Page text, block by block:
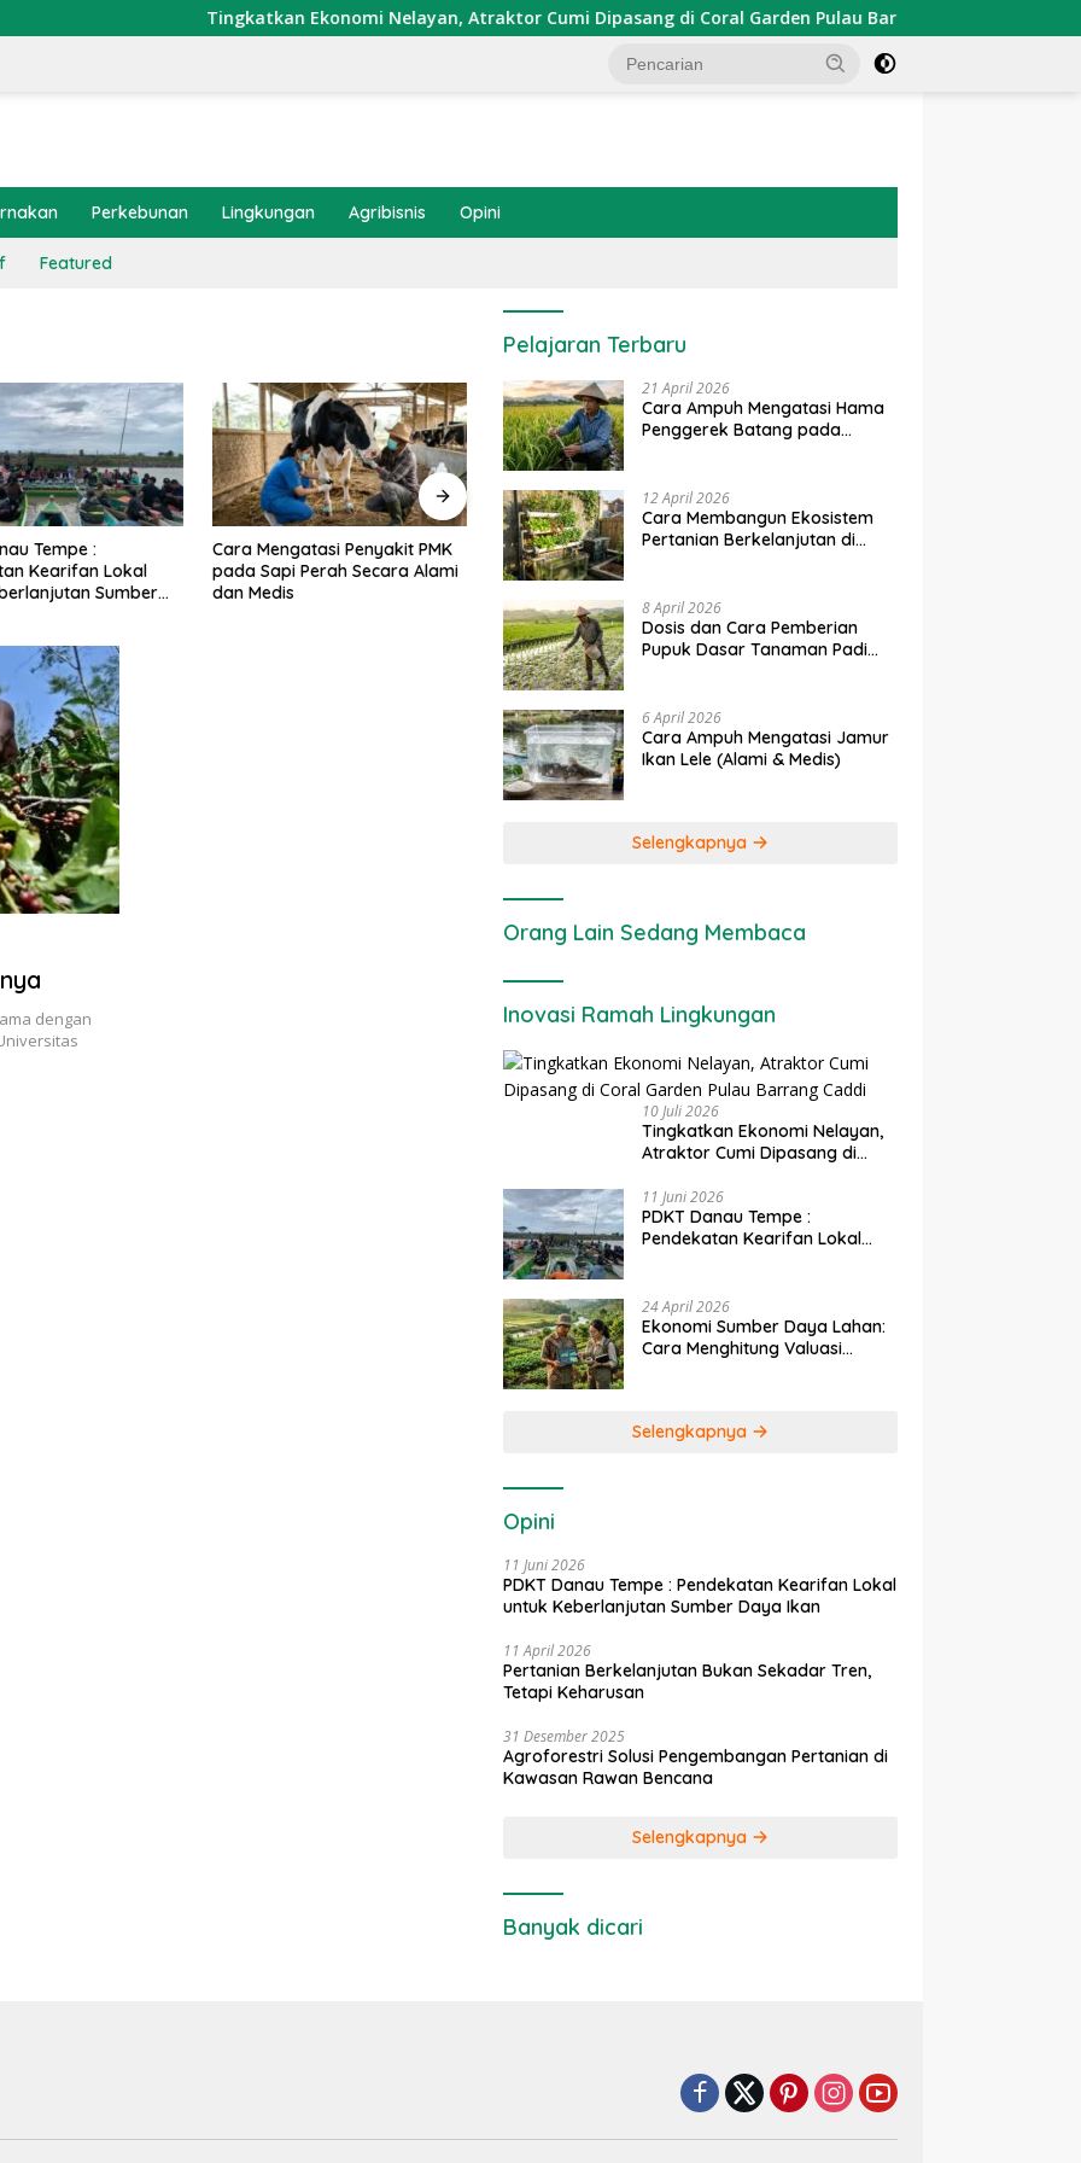
Tingkatkan Ekonomi Nelayan, Atraktor Cumi Dipasang di Coral Garden Pulau Barrang Caddi
Perkebunan Lingkungan Agribisnis Opini
Featured
Penyakit PMK
Perah Secara Alami
Dosis dan Cara Pemupukan
Tanaman Padi pada Fase
Vegetatif Aktif yang Tepat
Penerapan IoT dalam
Pertanian Modern di Indonesia
Ekonomi Sumber Daya Lahan:
dengan
Pelajaran Terbaru
21 April 2026
Cara Ampuh Mengatasi Hama
Penggerek Batang pada
12 April 2026
Cara Membangun Ekosistem
Pertanian Berkelanjutan di
8 April 2026
Dosis dan Cara Pemberian
Pupuk Dasar Tanaman Padi
6 April 2026
Cara Ampuh Mengatasi Jamur
Ikan Lele (Alami & Medis)
Selengkapnya
Orang Lain Sedang Membaca
Inovasi Ramah Lingkungan
10 Juli 2026
Tingkatkan Ekonomi Nelayan,
Atraktor Cumi Dipasang di
Caddi
11 Juni 2026
PDKT Danau Tempe :
Pendekatan Kearifan Lokal
24 April 2026
Ekonomi Sumber Daya Lahan:
Cara Menghitung Valuasi
Selengkapnya
Opini
11 Juni 2026
PDKT Danau Tempe : Pendekatan Kearifan Lokal
untuk Keberlanjutan Sumber Daya Ikan
11 April 2026
Pertanian Berkelanjutan Bukan Sekadar Tren,
Tetapi Keharusan
31 Desember 2025
Agroforestri Solusi Pengembangan Pertanian di
Kawasan Rawan Bencana
Selengkapnya
Banyak dicari